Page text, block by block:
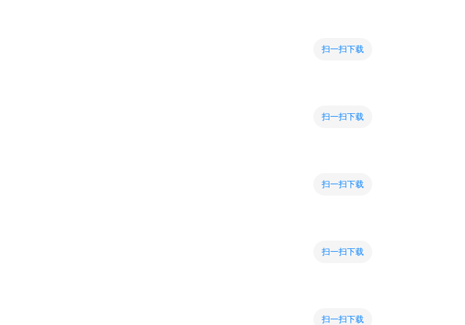
扫一扫下载
扫一扫下载
扫一扫下载
扫一扫下载
扫一扫下载